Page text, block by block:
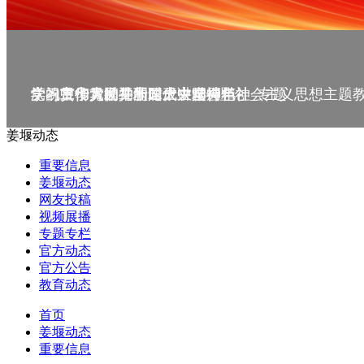
庆祝中华人民共和国成立75周年
学习贯彻党的二十届三中全会精神_专题
党的二十大精神理论大讲堂--理论
学习宣传贯彻党的二十大精神
学习贯彻习近平新时代中国特色社会主义思想主题
姜堰动态
重要信息
姜堰动态
网友投稿
视频展播
专题专栏
官方动态
官方公告
教育动态
首页
姜堰动态
重要信息